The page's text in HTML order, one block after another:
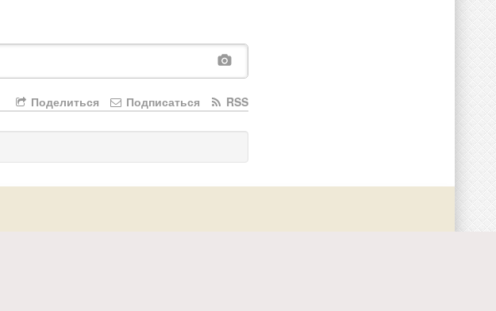
RSS
Подписаться
Поделиться